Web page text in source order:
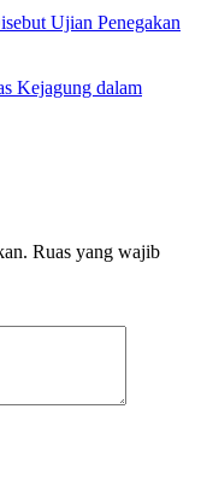
Ujian Penegakan
Kejagung dalam
Ruas yang wajib